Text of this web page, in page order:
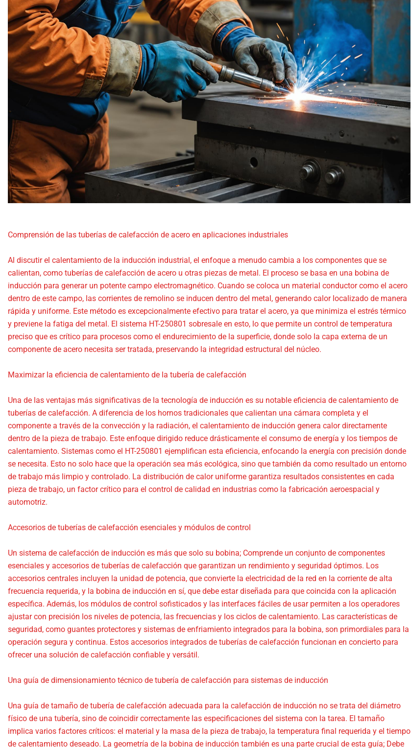
Comprensión de las tuberías de calefacción de acero en aplicaciones industriales
Al discutir el calentamiento de la inducción industrial, el enfoque a menudo cambia a los componentes que se
calientan, como tuberías de calefacción de acero u otras piezas de metal. El proceso se basa en una bobina de
inducción para generar un potente campo electromagnético. Cuando se coloca un material conductor como el acero
dentro de este campo, las corrientes de remolino se inducen dentro del metal, generando calor localizado de manera
rápida y uniforme. Este método es excepcionalmente efectivo para tratar el acero, ya que minimiza el estrés térmico
y previene la fatiga del metal. El sistema HT-250801 sobresale en esto, lo que permite un control de temperatura
preciso que es crítico para procesos como el endurecimiento de la superficie, donde solo la capa externa de un
componente de acero necesita ser tratada, preservando la integridad estructural del núcleo.
Maximizar la eficiencia de calentamiento de la tubería de calefacción
Una de las ventajas más significativas de la tecnología de inducción es su notable eficiencia de calentamiento de
tuberías de calefacción. A diferencia de los hornos tradicionales que calientan una cámara completa y el
componente a través de la convección y la radiación, el calentamiento de inducción genera calor directamente
dentro de la pieza de trabajo. Este enfoque dirigido reduce drásticamente el consumo de energía y los tiempos de
calentamiento. Sistemas como el HT-250801 ejemplifican esta eficiencia, enfocando la energía con precisión donde
se necesita. Esto no solo hace que la operación sea más ecológica, sino que también da como resultado un entorno
de trabajo más limpio y controlado. La distribución de calor uniforme garantiza resultados consistentes en cada
pieza de trabajo, un factor crítico para el control de calidad en industrias como la fabricación aeroespacial y
automotriz.
Accesorios de tuberías de calefacción esenciales y módulos de control
Un sistema de calefacción de inducción es más que solo su bobina; Comprende un conjunto de componentes
esenciales y accesorios de tuberías de calefacción que garantizan un rendimiento y seguridad óptimos. Los
accesorios centrales incluyen la unidad de potencia, que convierte la electricidad de la red en la corriente de alta
frecuencia requerida, y la bobina de inducción en sí, que debe estar diseñada para que coincida con la aplicación
específica. Además, los módulos de control sofisticados y las interfaces fáciles de usar permiten a los operadores
ajustar con precisión los niveles de potencia, las frecuencias y los ciclos de calentamiento. Las características de
seguridad, como guantes protectores y sistemas de enfriamiento integrados para la bobina, son primordiales para la
operación segura y continua. Estos accesorios integrados de tuberías de calefacción funcionan en concierto para
ofrecer una solución de calefacción confiable y versátil.
Una guía de dimensionamiento técnico de tubería de calefacción para sistemas de inducción
Una guía de tamaño de tubería de calefacción adecuada para la calefacción de inducción no se trata del diámetro
físico de una tubería, sino de coincidir correctamente las especificaciones del sistema con la tarea. El tamaño
implica varios factores críticos: el material y la masa de la pieza de trabajo, la temperatura final requerida y el tiempo
de calentamiento deseado. La geometría de la bobina de inducción también es una parte crucial de esta guía; Debe